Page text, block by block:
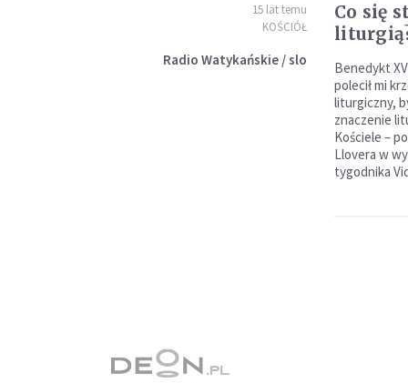
15 lat temu
KOŚCIÓŁ
Radio Watykańskie / slo
Co się
Benedykt
polecił mi
liturgiczny,
znaczenie
Kościele –
Llovera w
tygodnika